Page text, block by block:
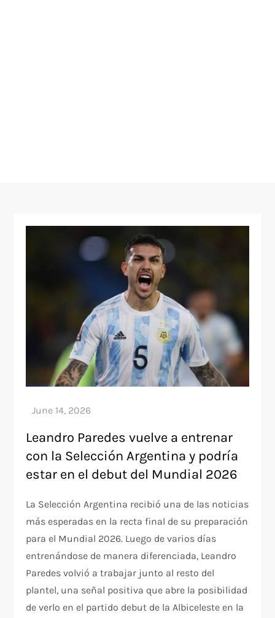
Leandro Paredes vuelve a entrenar
con la Selección Argentina y podría
estar en el debut del Mundial 2026
La Selección Argentina recibió una de las noticias
más esperadas en la recta final de su preparación
para el Mundial 2026. Luego de varios días
entrenándose de manera diferenciada, Leandro
Paredes volvió a trabajar junto al resto del
plantel, una señal positiva que abre la posibilidad
de verlo en el partido debut de la Albiceleste en la